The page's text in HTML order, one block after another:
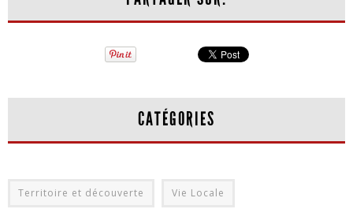
CATÉGORIES
Territoire et découverte Vie Locale